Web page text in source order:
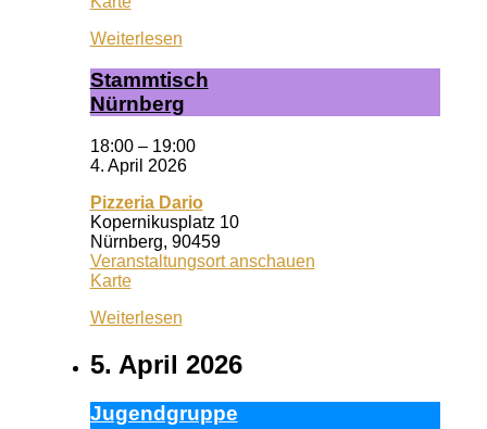
Zentrum
Weiterlesen
Stamm­tisch
Nürn­berg
18:00 – 19:00
4. April 2026
Pizzeria Dario
Kopernikusplatz 10
Nürnberg, 90459
Veranstaltungsort anschauen
KartePizzeria
Weiterlesen
5. April 2026
Ju­gend­grup­pe